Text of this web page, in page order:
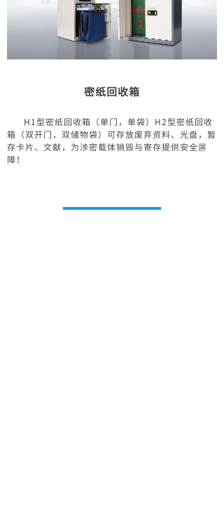
密纸回收箱
H1型密纸回收箱（单门，单袋）H2型密纸回收
箱（双开门，双储物袋）可存放废弃资料、光盘，暂
存卡片、文献，为涉密载体销毁与寄存提供安全屏
障！